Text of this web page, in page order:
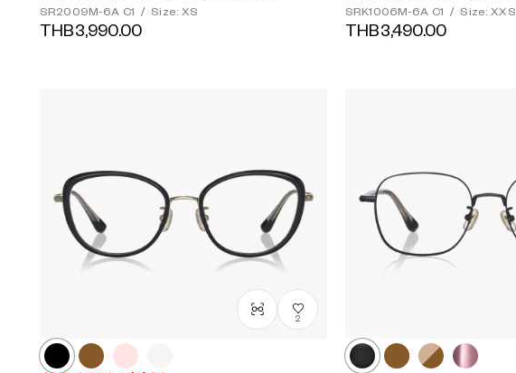
SR2009M-6A C1 / Size: XS
THB3,990.00
SRK1006M-6A C1 / Size: XXS
THB3,490.00
2